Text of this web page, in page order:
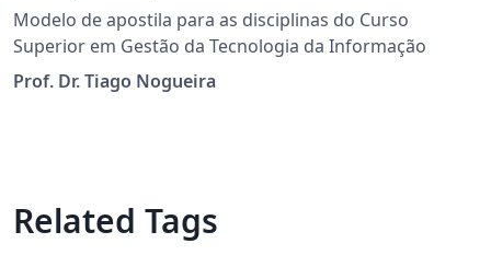
Modelo de apostila para as disciplinas do Curso
Superior em Gestão da Tecnologia da Informação
Prof. Dr. Tiago Nogueira
Related Tags